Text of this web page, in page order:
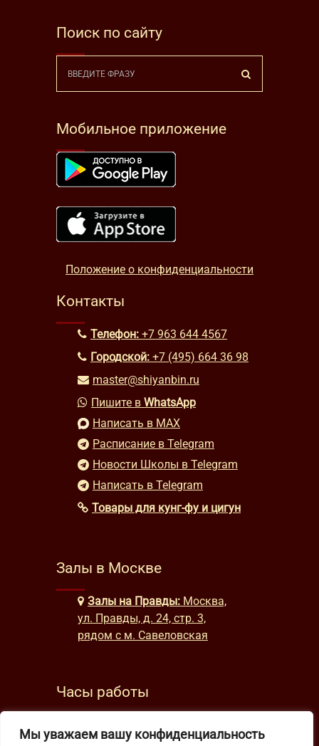
Мы уважаем вашу конфиденциальность
Поиск по сайту
Мобильное приложение
Положение о конфиденциальности
Контакты
Телефон: +7 963 644 4567
Городской: +7 (495) 664 36 98
master@shiyanbin.ru
Пишите в WhatsApp
Написать в MAX
Расписание в Telegram
Новости Школы в Telegram
Написать в Telegram
Товары для кунг-фу и цигун
Залы в Москве
Залы на Правды: Москва,
ул. Правды, д. 24, стр. 3,
рядом с м. Савеловская
Часы работы